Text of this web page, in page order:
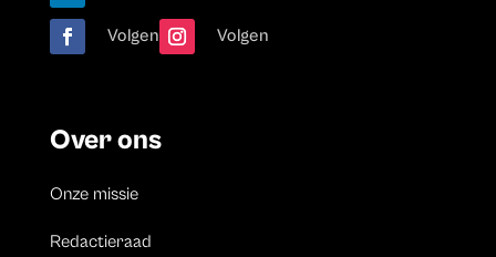
Volgen Volgen
Over ons
Onze missie
Redactieraad